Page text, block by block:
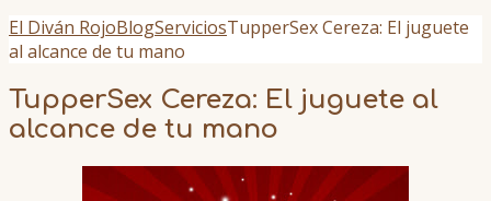
El Diván RojoBlogServiciosTupperSex Cereza: El juguete
al alcance de tu mano
TupperSex Cereza: El juguete al
alcance de tu mano